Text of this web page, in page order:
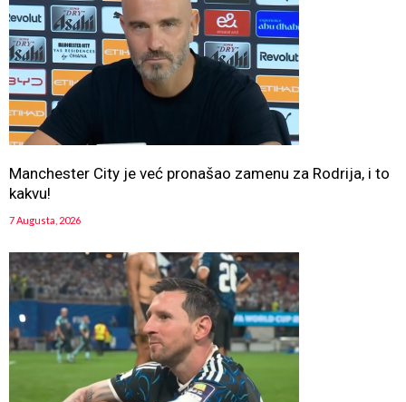
Manchester City je već pronašao zamenu za Rodrija, i to
kakvu!
7 Augusta, 2026